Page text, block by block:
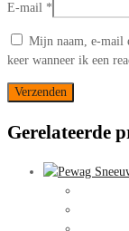
E-mail *
Mijn naam, e-mail
keer wanneer ik een
Gerelateerde